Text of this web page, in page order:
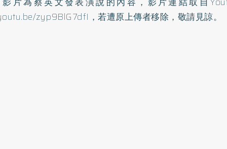
zyp9BlG7dfI ，若遭原上傳者移除，敬請見諒。